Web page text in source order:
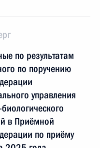
по результатам
по поручению
управления
в Приёмной
по приёму